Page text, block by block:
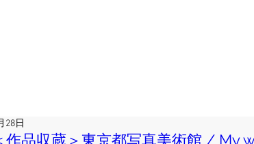
作品収蔵＞東京都写真美術館 / My
28日